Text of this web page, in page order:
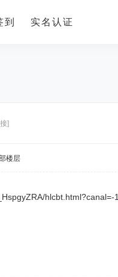
到 实名认证
]
楼层
hlcbt.html?canal=-1